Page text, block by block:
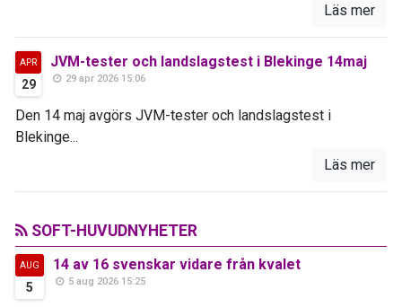
Läs mer
APR
29
JVM-tester och landslagstest i Blekinge 14maj
29 apr 2026 15:06
Den 14 maj avgörs JVM-tester och landslagstest i
Blekinge...
Läs mer
SOFT-HUVUDNYHETER
AUG
5
14 av 16 svenskar vidare från kvalet
5 aug 2026 15:25